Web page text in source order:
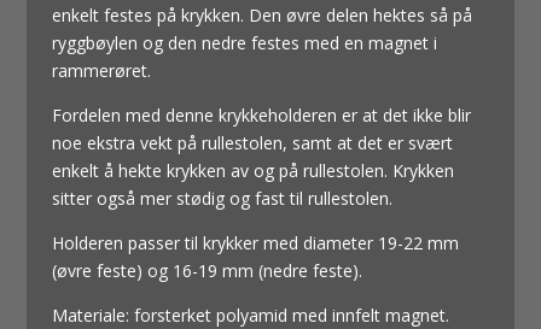
enkelt festes på krykken. Den øvre delen hektes så på
ryggbøylen og den nedre festes med en magnet i
rammerøret.
Fordelen med denne krykkeholderen er at det ikke blir
noe ekstra vekt på rullestolen, samt at det er svært
enkelt å hekte krykken av og på rullestolen. Krykken
sitter også mer stødig og fast til rullestolen.
Holderen passer til krykker med diameter 19-22 mm
(øvre feste) og 16-19 mm (nedre feste).
Materiale: forsterket polyamid med innfelt magnet.